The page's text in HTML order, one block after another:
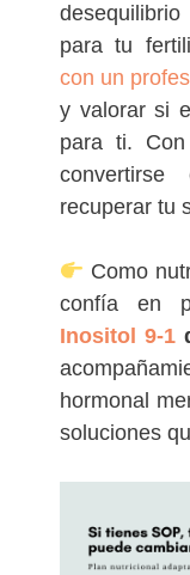
para tu
con un
y valorar si
para ti.
recuperar tu
Como
confía en
Inositol 9-1
hormonal
soluciones